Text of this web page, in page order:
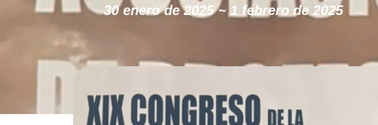
30 enero de 2025 ~ 1 febrero de 2025